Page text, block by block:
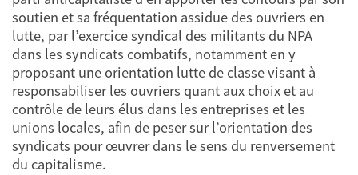
soutien et sa fréquentation assidue des ouvriers en
lutte, par l’exercice syndical des militants du NPA
dans les syndicats combatifs, notamment en y
proposant une orientation lutte de classe visant à
responsabiliser les ouvriers quant aux choix et au
contrôle de leurs élus dans les entreprises et les
unions locales, afin de peser sur l’orientation des
syndicats pour œuvrer dans le sens du renversement
du capitalisme.